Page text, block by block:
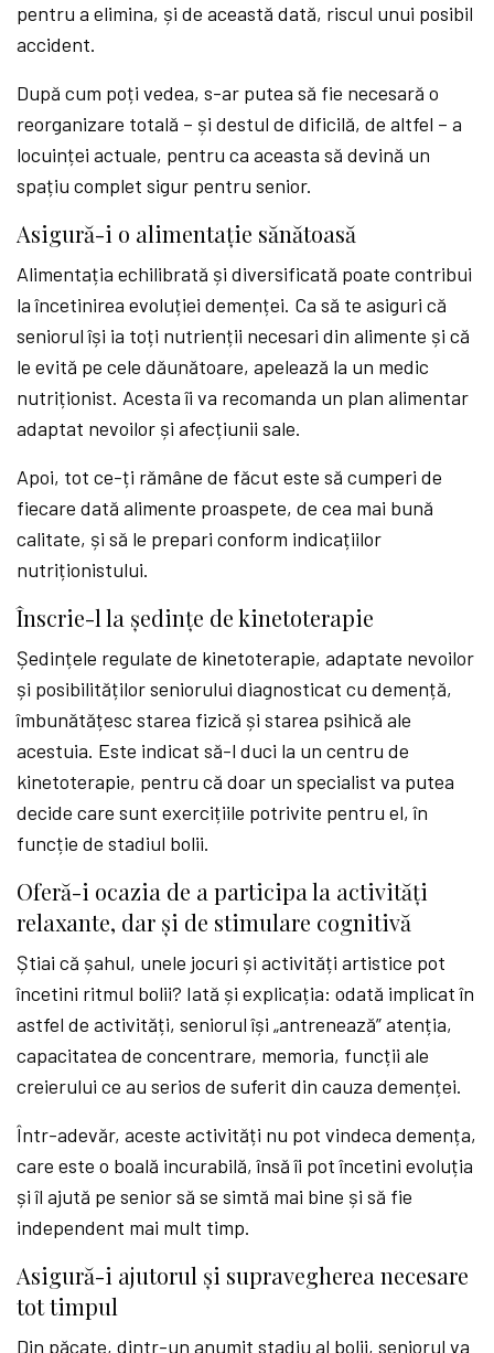
pentru a elimina, și de această dată, riscul unui posibil
accident.
După cum poți vedea, s-ar putea să fie necesară o
reorganizare totală – și destul de dificilă, de altfel – a
locuinței actuale, pentru ca aceasta să devină un
spațiu complet sigur pentru senior.
Asigură-i o alimentație sănătoasă
Alimentația echilibrată și diversificată poate contribui
la încetinirea evoluției demenței. Ca să te asiguri că
seniorul își ia toți nutrienții necesari din alimente și că
le evită pe cele dăunătoare, apelează la un medic
nutriționist. Acesta îi va recomanda un plan alimentar
adaptat nevoilor și afecțiunii sale.
Apoi, tot ce-ți rămâne de făcut este să cumperi de
fiecare dată alimente proaspete, de cea mai bună
calitate, și să le prepari conform indicațiilor
nutriționistului.
Înscrie-l la ședințe de kinetoterapie
Ședințele regulate de kinetoterapie, adaptate nevoilor
și posibilităților seniorului diagnosticat cu demență,
îmbunătățesc starea fizică și starea psihică ale
acestuia. Este indicat să-l duci la un centru de
kinetoterapie, pentru că doar un specialist va putea
decide care sunt exercițiile potrivite pentru el, în
funcție de stadiul bolii.
Oferă-i ocazia de a participa la activități
relaxante, dar și de stimulare cognitivă
Știai că șahul, unele jocuri și activități artistice pot
încetini ritmul bolii? Iată și explicația: odată implicat în
astfel de activități, seniorul își „antrenează” atenția,
capacitatea de concentrare, memoria, funcții ale
creierului ce au serios de suferit din cauza demenței.
Într-adevăr, aceste activități nu pot vindeca demența,
care este o boală incurabilă, însă îi pot încetini evoluția
și îl ajută pe senior să se simtă mai bine și să fie
independent mai mult timp.
Asigură-i ajutorul și supravegherea necesare
tot timpul
Din păcate, dintr-un anumit stadiu al bolii, seniorul va